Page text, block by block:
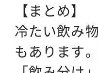
【まとめ】
冷たい飲み
もあります